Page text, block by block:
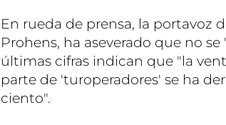
En rueda de prensa, la portavoz
Prohens, ha aseverado que no
últimas cifras indican que "la
parte de 'turoperadores' se ha
ciento".